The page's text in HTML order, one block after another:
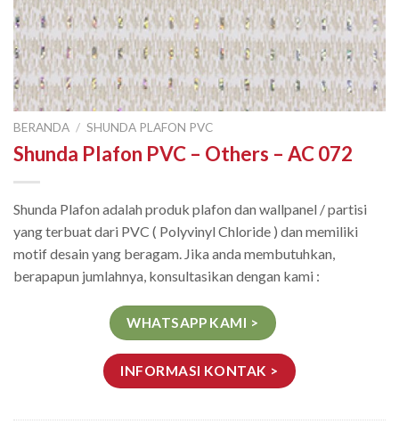
BERANDA / SHUNDA PLAFON PVC
Shunda Plafon PVC – Others – AC 072
Shunda Plafon adalah produk plafon dan wallpanel / partisi
yang terbuat dari PVC ( Polyvinyl Chloride ) dan memiliki
motif desain yang beragam. Jika anda membutuhkan,
berapapun jumlahnya, konsultasikan dengan kami :
WHATSAPP KAMI >
INFORMASI KONTAK >